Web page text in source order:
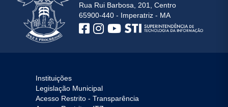
Rua Rui Barbosa, 201, Centro
65900-440 - Imperatriz - MA
Instituições
Legislação Municipal
Acesso Restrito - Transparência